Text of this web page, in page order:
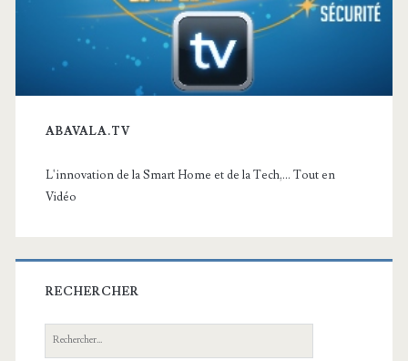
ABAVALA.TV
L'innovation de la Smart Home et de la Tech,... Tout en
Vidéo
RECHERCHER
Recherche: